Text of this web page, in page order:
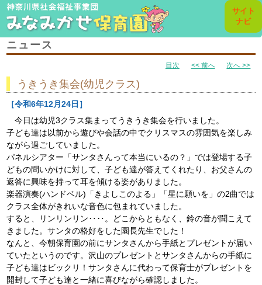
サイト
ナビ
ニュース
目次 << 前へ 次へ >>
うきうき集会(幼児クラス)
［令和6年12月24日］
今日は幼児3クラス集まってうきうき集会を行いました。
子ども達は以前から遊びや会話の中でクリスマスの雰囲気を楽しみ
ながら過ごしていました。
パネルシアター「サンタさんって本当にいるの？」では登場する子
どもの問いかけに対して、子ども達が答えてくれたり、お父さんの
返答に興味を持って耳を傾ける姿がありました。
楽器演奏(ハンドベル)「きよしこのよる」「星に願いを」の2曲では
クラス全体がきれいな音色に包まれていました。
すると、リンリンリン‥‥。どこからともなく、鈴の音が聞こえて
きました。サンタの格好をした園長先生でした！
なんと、今朝保育園の前にサンタさんから手紙とプレゼントが届い
ていたというのです。沢山のプレゼントとサンタさんからの手紙に
子ども達はビックリ！サンタさんに代わって保育士がプレゼントを
開封して子ども達と一緒に喜びながら確認しました。